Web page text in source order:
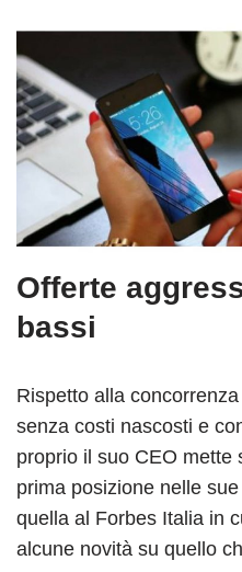
Offerte
bassi
Rispetto alla
senza costi nascosti e
proprio il suo CEO mette
prima posizione nelle
quella al Forbes Italia in
alcune novità su quello